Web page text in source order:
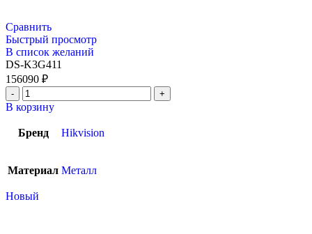
Сравнить
Быстрый просмотр
В список желаний
DS-K3G411
156090 ₽
В корзину
Бренд Hikvision
Материал Металл
Новый